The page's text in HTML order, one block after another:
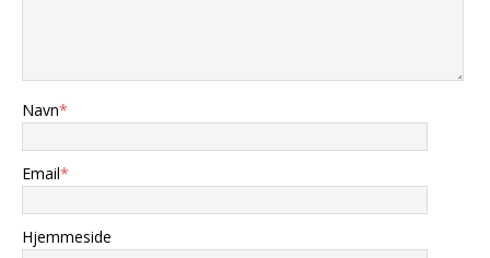
Navn*
Email*
Hjemmeside